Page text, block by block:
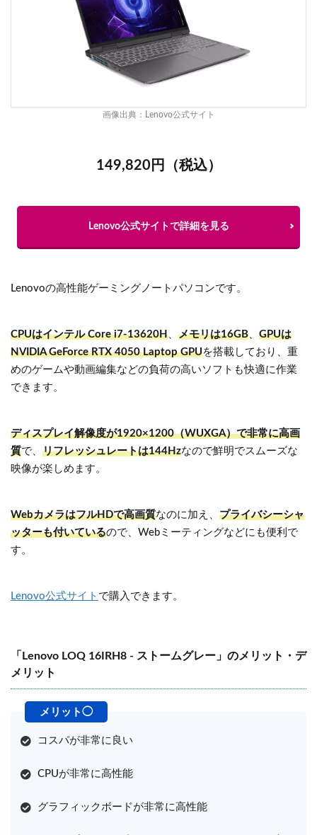
画像出典： Lenovo公式サイト
149,820円（税込）
Lenovo公式サイトで詳細を見る
Lenovoの高性能ゲーミングノートパソコンです。
CPUはインテル Core i7-13620H メモリは16GB
GPUは
NVIDIA GeForce RTX 4050 Laptop GPUを搭載しており、重
めのゲームや動画編集などの負荷の高いソフトも快適に作業
できます。
ディスプレイ解像度が1920×1200（WUXGA）で非常に高画
質で、 リフレッシュレートは144Hzなので鮮明でスムーズな
映像が楽しめます。
WebカメラはフルHDで高画質なのに加え、 プライバシーシャ
ッターも付いているので、Webミーティングなどにも便利で
す。
Lenovo公式サイト で購入できます。
「Lenovo LOQ 16IRH8 - ストームグレー」のメリット・デ
メリット
コスパが非常に良い
CPUが非常に高性能
グラフィックボードが非常に高性能